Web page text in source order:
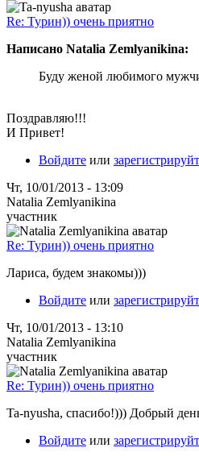
Re: Турин)) очень приятно
Написано Natalia Zemlyanikina:
Буду женой любимого
Поздравляю!!!
И Привет!
Войдите или
Чт, 10/01/2013 - 13:09
Natalia Zemlyanikina
участник
Re: Турин)) очень приятно
Лариса, будем знакомы)))
Войдите или
Чт, 10/01/2013 - 13:10
Natalia Zemlyanikina
участник
Re: Турин)) очень приятно
Ta-nyusha, спасибо!))) Добрый
Войдите или